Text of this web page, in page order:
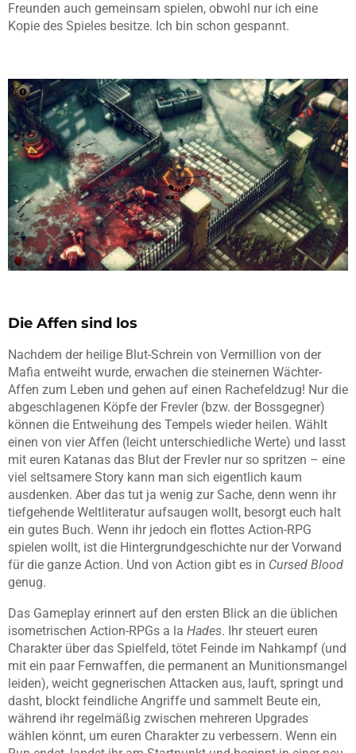
Freunden auch gemeinsam spielen, obwohl nur ich eine
Kopie des Spieles besitze. Ich bin schon gespannt.
Die Affen sind los
Nachdem der heilige Blut-Schrein von Vermillion von der
Mafia entweiht wurde, erwachen die steinernen Wächter-
Affen zum Leben und gehen auf einen Rachefeldzug! Nur die
abgeschlagenen Köpfe der Frevler (bzw. der Bossgegner)
können die Entweihung des Tempels wieder heilen. Wählt
einen von vier Affen (leicht unterschiedliche Werte) und lasst
mit euren Katanas das Blut der Frevler nur so spritzen – eine
viel seltsamere Story kann man sich eigentlich kaum
ausdenken. Aber das tut ja wenig zur Sache, denn wenn ihr
tiefgehende Weltliteratur aufsaugen wollt, besorgt euch halt
ein gutes Buch. Wenn ihr jedoch ein flottes Action-RPG
spielen wollt, ist die Hintergrundgeschichte nur der Vorwand
für die ganze Action. Und von Action gibt es in Cursed Blood
genug.
Das Gameplay erinnert auf den ersten Blick an die üblichen
isometrischen Action-RPGs a la Hades. Ihr steuert euren
Charakter über das Spielfeld, tötet Feinde im Nahkampf (und
mit ein paar Fernwaffen, die permanent an Munitionsmangel
leiden), weicht gegnerischen Attacken aus, lauft, springt und
dasht, blockt feindliche Angriffe und sammelt Beute ein,
während ihr regelmäßig zwischen mehreren Upgrades
wählen könnt, um euren Charakter zu verbessern. Wenn ein